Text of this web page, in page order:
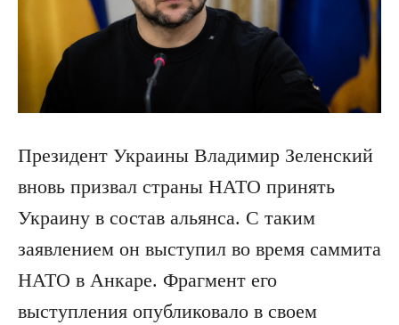
Президент Украины Владимир Зеленский
вновь призвал страны НАТО принять
Украину в состав альянса. С таким
заявлением он выступил во время саммита
НАТО в Анкаре. Фрагмент его
выступления опубликовало в своем